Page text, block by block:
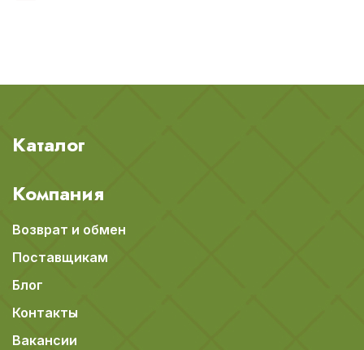
Каталог
Компания
Возврат и обмен
Поставщикам
Блог
Контакты
Вакансии